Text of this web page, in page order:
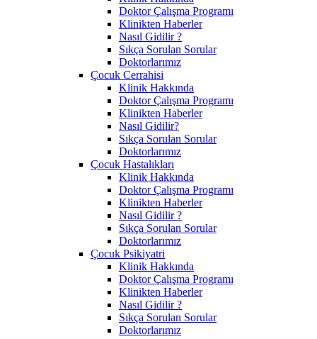
Doktor Çalışma Programı
Klinikten Haberler
Nasıl Gidilir ?
Sıkça Sorulan Sorular
Doktorlarımız
Çocuk Cerrahisi
Klinik Hakkında
Doktor Çalışma Programı
Klinikten Haberler
Nasıl Gidilir?
Sıkça Sorulan Sorular
Doktorlarımız
Çocuk Hastalıkları
Klinik Hakkında
Doktor Çalışma Programı
Klinikten Haberler
Nasıl Gidilir ?
Sıkça Sorulan Sorular
Doktorlarımız
Çocuk Psikiyatri
Klinik Hakkında
Doktor Çalışma Programı
Klinikten Haberler
Nasıl Gidilir ?
Sıkça Sorulan Sorular
Doktorlarımız